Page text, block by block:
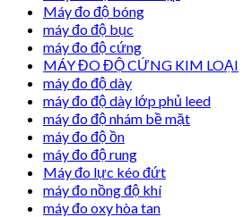
Máy đo độ bóng
máy đo độ bục
máy đo độ cứng
MÁY ĐO ĐỘ CỨNG KIM LOẠI
máy đo độ dày
máy đo độ dày lớp phủ leed
máy đo độ nhám bề mặt
máy đo độ ồn
máy đo độ rung
Máy đo lực kéo đứt
máy đo nồng độ khí
máy đo oxy hòa tan